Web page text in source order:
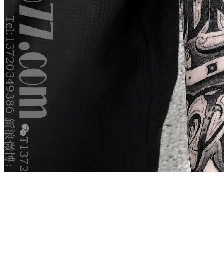
武汉老兵纹身微信
： 服务号：laobingwenshen 订阅号：laobing66666 打造国
文资讯！精美纹身图案及手稿 纹身作品 一站搞定！回复相
问千万素材的微官网，中国最强最全纹身图案尽在其中！